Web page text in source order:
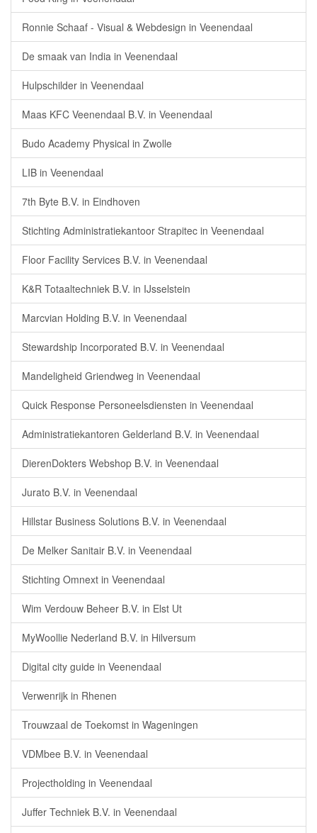
Ronnie Schaaf - Visual & Webdesign in Veenendaal
De smaak van India in Veenendaal
Hulpschilder in Veenendaal
Maas KFC Veenendaal B.V. in Veenendaal
Budo Academy Physical in Zwolle
LIB in Veenendaal
7th Byte B.V. in Eindhoven
Stichting Administratiekantoor Strapitec in Veenendaal
Floor Facility Services B.V. in Veenendaal
K&R Totaaltechniek B.V. in IJsselstein
Marcvian Holding B.V. in Veenendaal
Stewardship Incorporated B.V. in Veenendaal
Mandeligheid Griendweg in Veenendaal
Quick Response Personeelsdiensten in Veenendaal
Administratiekantoren Gelderland B.V. in Veenendaal
DierenDokters Webshop B.V. in Veenendaal
Jurato B.V. in Veenendaal
Hillstar Business Solutions B.V. in Veenendaal
De Melker Sanitair B.V. in Veenendaal
Stichting Omnext in Veenendaal
Wim Verdouw Beheer B.V. in Elst Ut
MyWoollie Nederland B.V. in Hilversum
Digital city guide in Veenendaal
Verwenrijk in Rhenen
Trouwzaal de Toekomst in Wageningen
VDMbee B.V. in Veenendaal
Projectholding in Veenendaal
Juffer Techniek B.V. in Veenendaal